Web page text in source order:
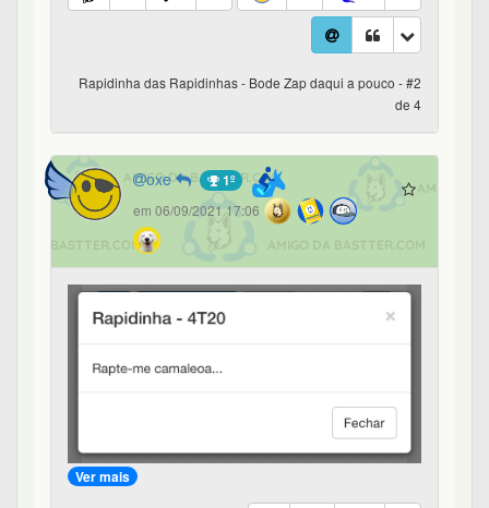
Rapidinha das Rapidinhas - Bode Zap daqui a pouco - #2
de 4
oxe 1º
em 06/09/2021 17:06
Ver mais